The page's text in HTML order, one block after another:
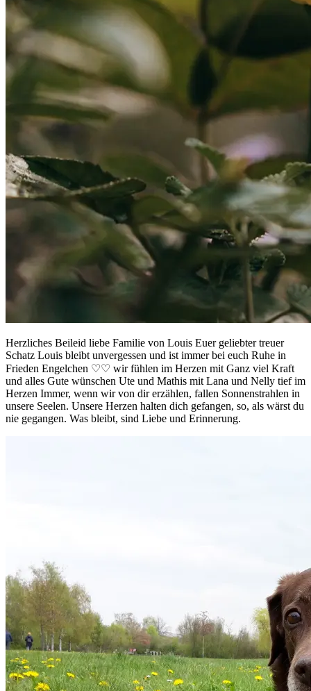
Herzliches Beileid liebe Familie von Louis Euer geliebter treuer
Schatz Louis bleibt unvergessen und ist immer bei euch Ruhe in
Frieden Engelchen ♡♡ wir fühlen im Herzen mit Ganz viel Kraft
und alles Gute wünschen Ute und Mathis mit Lana und Nelly tief im
Herzen Immer, wenn wir von dir erzählen, fallen Sonnenstrahlen in
unsere Seelen. Unsere Herzen halten dich gefangen, so, als wärst du
nie gegangen. Was bleibt, sind Liebe und Erinnerung.